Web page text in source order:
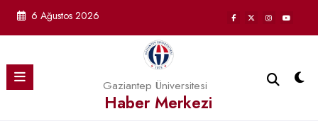
6 Ağustos 2026
Gaziantep Üniversitesi
Haber Merkezi